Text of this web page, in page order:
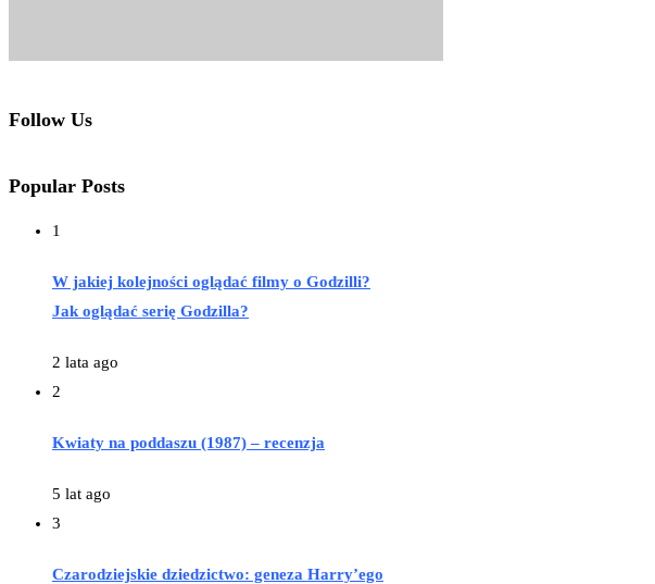
Follow Us
Popular Posts
1
W jakiej kolejności oglądać filmy o Godzilli?
Jak oglądać serię Godzilla?
2 lata ago
2
Kwiaty na poddaszu (1987) – recenzja
5 lat ago
3
Czarodziejskie dziedzictwo: geneza Harry’ego